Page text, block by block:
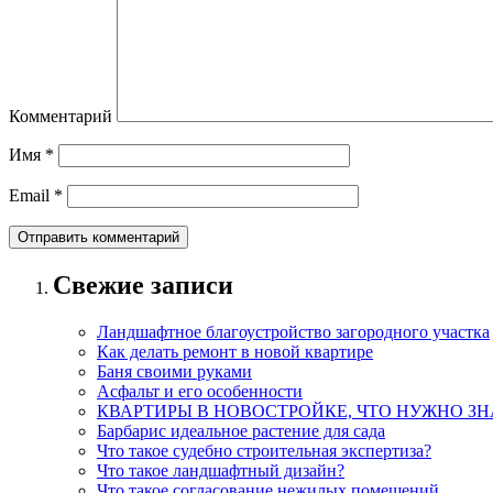
Комментарий
Имя *
Email *
Свежие записи
Ландшафтное благоустройство загородного участка
Как делать ремонт в новой квартире
Баня своими руками
Асфальт и его особенности
КВАРТИРЫ В НОВОСТРОЙКЕ, ЧТО НУЖНО
Барбарис идеальное растение для сада
Что такое судебно строительная экспертиза?
Что такое ландшафтный дизайн?